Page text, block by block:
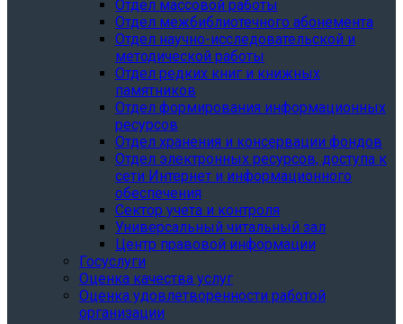
Отдел массовой работы
Отдел межбиблиотечного абонемента
Отдел научно-исследовательской и
методической работы
Отдел редких книг и книжных
памятников
Отдел формирования информационных
ресурсов
Отдел хранения и консервации фондов
Отдел электронных ресурсов, доступа к
сети Интернет и информационного
обеспечения
Сектор учета и контроля
Универсальный читальный зал
Центр правовой информации
Госуслуги
Оценка качества услуг
Оценка удовлетворенности работой
организации